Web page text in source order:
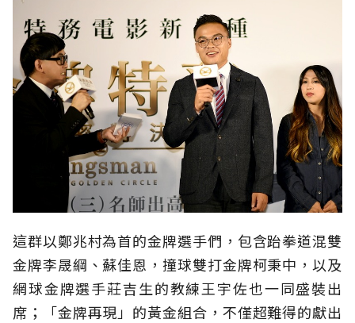
這群以鄭兆村為首的金牌選手們，包含跆拳道混雙
金牌李晟綱、蘇佳恩，撞球雙打金牌柯秉中，以及
網球金牌選手莊吉生的教練王宇佐也一同盛裝出
席；「金牌再現」的黃金組合，不僅超難得的獻出